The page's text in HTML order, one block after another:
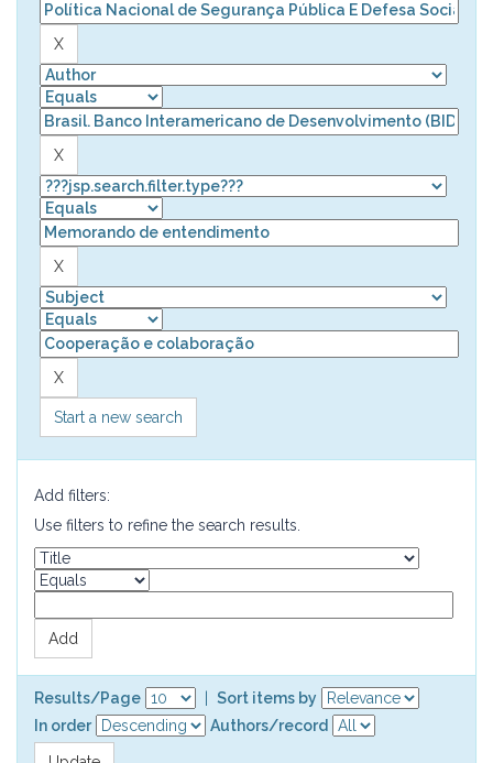
Start a new search
Add filters:
Use filters to refine the search results.
Results/Page
Sort items by
In order
Authors/record